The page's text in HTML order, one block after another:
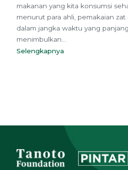
makanan yang kita konsumsi
menurut para ahli, pemakaian zat
dalam jangka waktu yang
menimbulkan...
Selengkapnya